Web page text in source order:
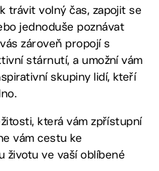
trávit volný čas, zapojit se
jednoduše poznávat
zároveň propojí s
stárnutí, a umožní vám
skupiny lidí, kteří
která vám zpřístupní
vám cestu ke
životu ve vaší oblíbené